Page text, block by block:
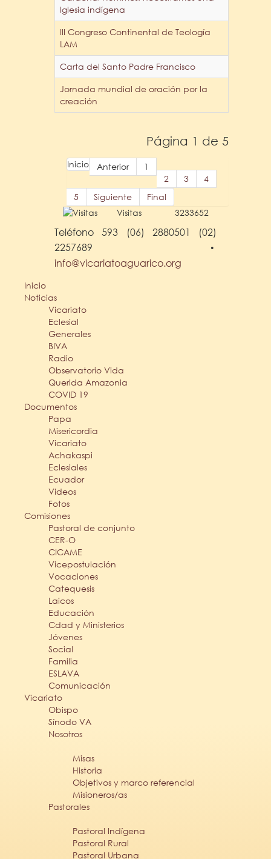
Iglesia indígena
III Congreso Continental de Teología
LAM
Carta del Santo Padre Francisco
Jornada mundial de oración por la
creación
Página 1 de 5
Inicio Anterior
1
2
3
4
5
Siguiente
Final
Visitas
3233652
Teléfono 593 (06) 2880501 (02)
2257689 •
info@vicariatoaguarico.org
Inicio
Noticias
Vicariato
Eclesial
Generales
BIVA
Radio
Observatorio Vida
Querida Amazonia
COVID 19
Documentos
Papa
Misericordia
Vicariato
Achakaspi
Eclesiales
Ecuador
Videos
Fotos
Comisiones
Pastoral de conjunto
CER-O
CICAME
Vicepostulación
Vocaciones
Catequesis
Laicos
Educación
Cdad y Ministerios
Jóvenes
Social
Familia
ESLAVA
Comunicación
Vicariato
Obispo
Sínodo VA
Nosotros
Misas
Historia
Objetivos y marco referencial
Misioneros/as
Pastorales
Pastoral Indígena
Pastoral Rural
Pastoral Urbana